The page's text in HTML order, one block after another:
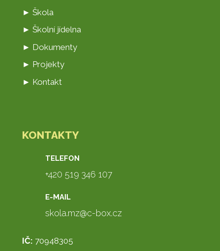
► Škola
► Školní jídelna
► Dokumenty
► Projekty
► Kontakt
KONTAKTY
TELEFON
+420 519 346 107
E-MAIL
skola.mz@c-box.cz
IČ: 70948305